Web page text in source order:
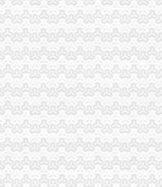
造工作顺利完成
评会
事工作会议精
食品监管工作
销场秩序
热点问题
办法》准备工作
率
品消费安全